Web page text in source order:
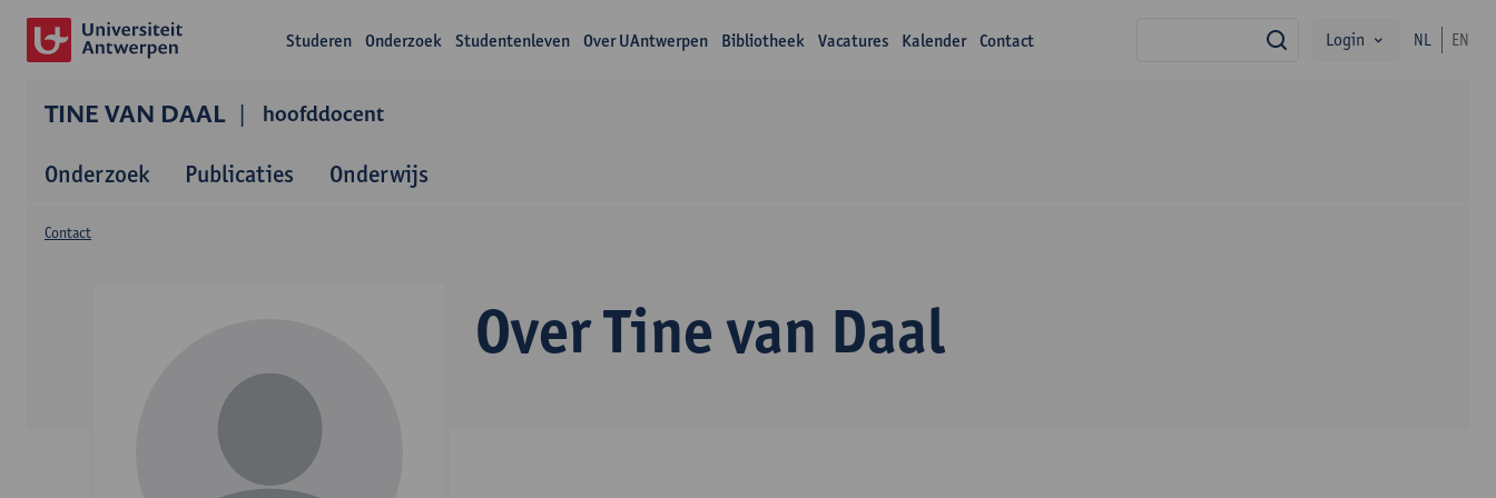
Studeren Onderzoek Studentenleven Over UAntwerpen Bibliotheek Vacatures Kalender Contact zoekLogin NL EN
TINE VAN DAAL hoofddocent
Onderzoek Publicaties Onderwijs
Over Tine van Daal
Contact